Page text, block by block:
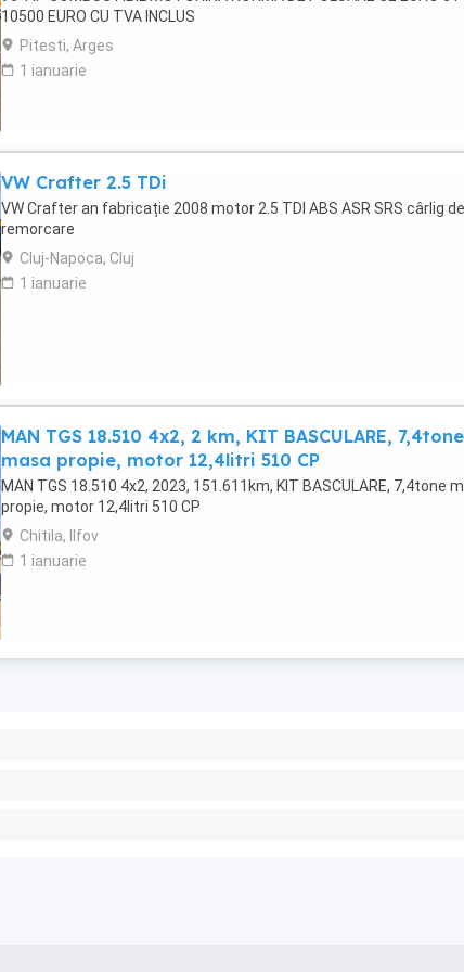
10500 EURO CU TVA INCLUS
Pitesti, Arges
1 ianuarie
VW Crafter 2.5 TDi
VW Crafter an fabricație 2008 motor 2.5 TDI ABS ASR SRS cârlig de
remorcare
Cluj-Napoca, Cluj
1 ianuarie
MAN TGS 18.510 4x2, 2 km, KIT BASCULARE, 7,4tone
masa propie, motor 12,4litri 510 CP
MAN TGS 18.510 4x2, 2023, 151.611km, KIT BASCULARE, 7,4tone
propie, motor 12,4litri 510 CP
Chitila, Ilfov
1 ianuarie